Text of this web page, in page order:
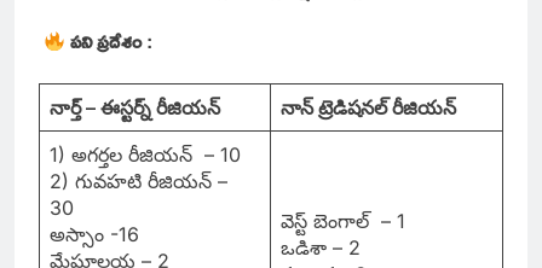
పని ప్రదేశం:
నార్త్ – ఈస్టర్న్ రీజియన్
నాన్ ట్రెడిషనల్ రీజియన్
1) అగర్తల రీజియన్ – 10
2) గువహటి రీజియన్ –
30
అస్సాం -16
మేఘాలయ – 2
వెస్ట్ బెంగాల్ – 1
ఒడిశా – 2